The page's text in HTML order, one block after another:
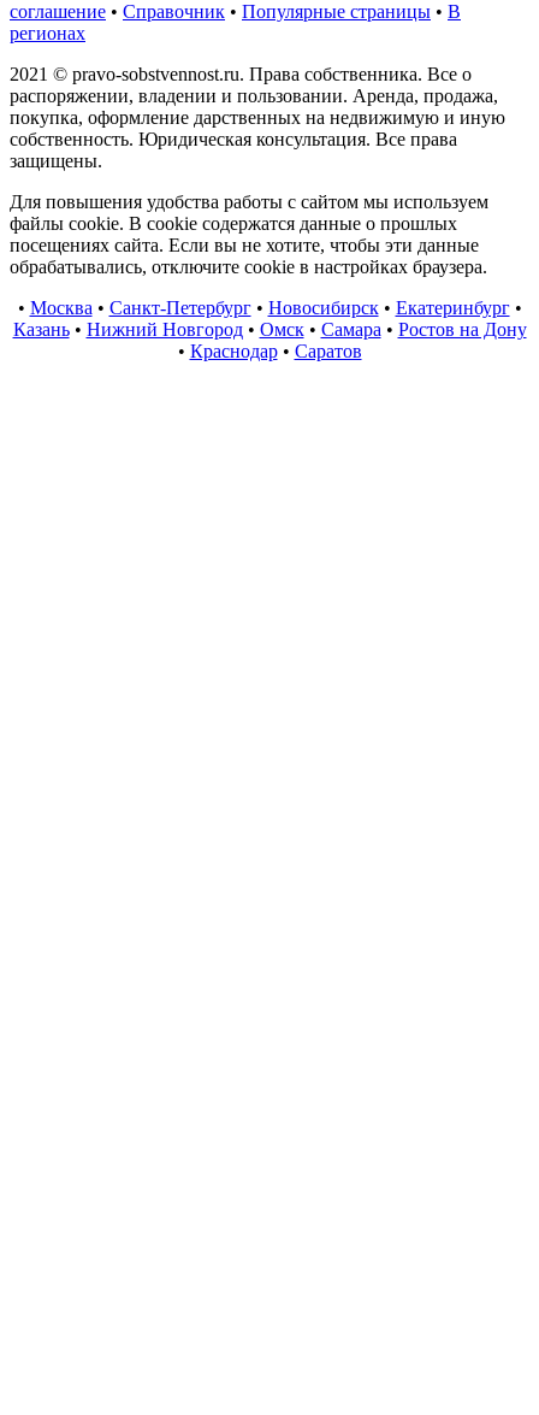
соглашение • Справочник • Популярные страницы • В
регионах
2021 © pravo-sobstvennost.ru. Права собственника. Все о
распоряжении, владении и пользовании. Аренда, продажа,
покупка, оформление дарственных на недвижимую и иную
собственность. Юридическая консультация. Все права
защищены.
Для повышения удобства работы с сайтом мы используем
файлы cookie. В cookie содержатся данные о прошлых
посещениях сайта. Если вы не хотите, чтобы эти данные
обрабатывались, отключите cookie в настройках браузера.
• Москва• Санкт-Петербург• Новосибирск• Екатеринбург•
Казань• Нижний Новгород• Омск• Самара• Ростов на Дону
• Краснодар• Саратов